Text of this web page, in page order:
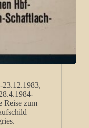
23.12.1983,
Reise zum